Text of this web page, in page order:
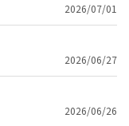
2026/07/01
2026/06/27
2026/06/26